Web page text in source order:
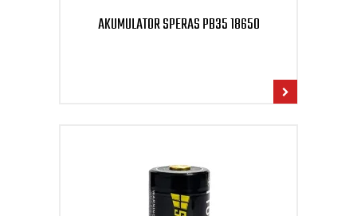
AKUMULATOR SPERAS PB35 18650